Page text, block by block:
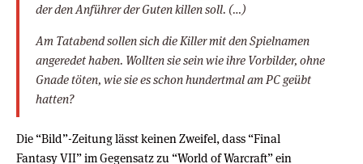
der den Anführer der Guten killen soll. (…)
Am Tatabend sollen sich die Killer mit den Spielnamen
angeredet haben. Wollten sie sein wie ihre Vorbilder, ohne
Gnade töten, wie sie es schon hundertmal am PC geübt
hatten?
Die “Bild”-Zeitung lässt keinen Zweifel, dass “Final
Fantasy VII” im Gegensatz zu “World of Warcraft” ein